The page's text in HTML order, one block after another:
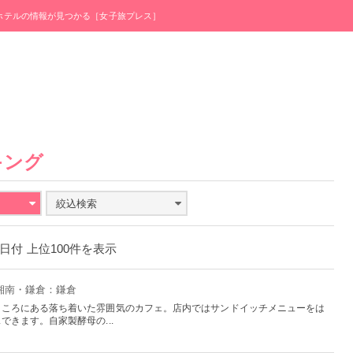
ルの情報が見つかる［女子旅プレス］
グ
絞込検索
付 上位100件を表示
南・鎌倉：鎌倉
ろにある落ち着いた雰囲気のカフェ。店内ではサンドイッチメニューをは
きます。自家製酵母の...